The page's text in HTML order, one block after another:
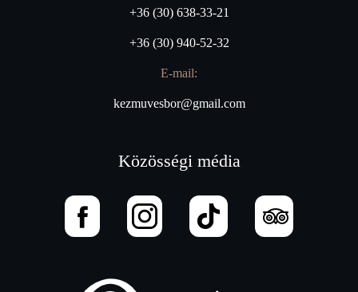
+36 (30) 638-33-21
+36 (30) 940-52-32
E-mail:
kezmuvesbor@gmail.com
Közösségi média